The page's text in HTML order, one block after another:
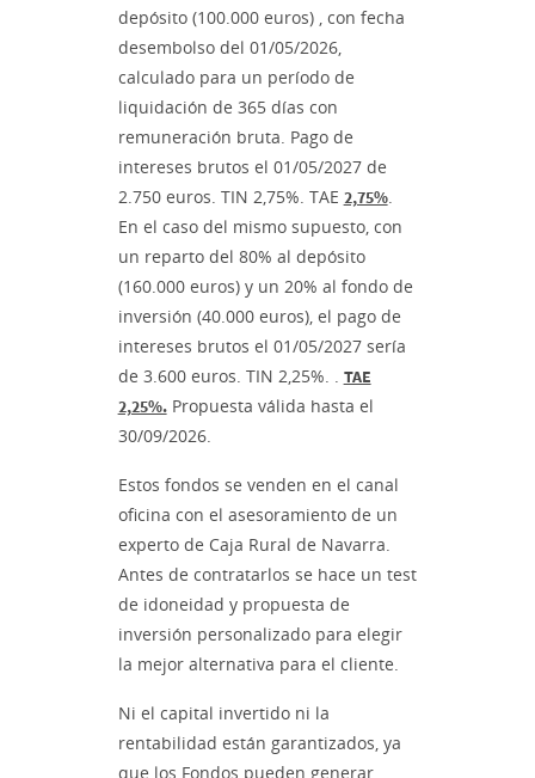
depósito (100.000 euros) , con fecha
desembolso del 01/05/2026,
calculado para un período de
liquidación de 365 días con
remuneración bruta. Pago de
intereses brutos el 01/05/2027 de
2.750 euros. TIN 2,75%. TAE 2,75%.
En el caso del mismo supuesto, con
un reparto del 80% al depósito
(160.000 euros) y un 20% al fondo de
inversión (40.000 euros), el pago de
intereses brutos el 01/05/2027 sería
de 3.600 euros. TIN 2,25%. . TAE
2,25%.Propuesta válida hasta el
30/09/2026.
Estos fondos se venden en el canal
oficina con el asesoramiento de un
experto de Caja Rural de Navarra.
Antes de contratarlos se hace un test
de idoneidad y propuesta de
inversión personalizado para elegir
la mejor alternativa para el cliente.
Ni el capital invertido ni la
rentabilidad están garantizados, ya
que los Fondos pueden generar